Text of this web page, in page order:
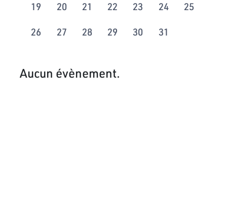
19 20 21 22 23 24 25
26 27 28 29 30 31
Aucun évènement.